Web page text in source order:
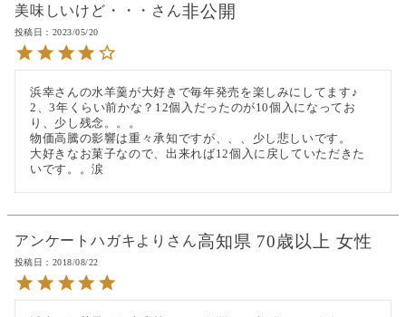
美味しいけど・・・ 非公開
投稿日 2023/05/20
浜幸さんの水羊羹が大好きで毎年発売を楽しみにしてます♪
2、3年くらい前かな？12個入だったのが10個入になってお
り、少し残念。。。
物価高騰の影響は重々承知ですが、、、少し悲しいです。
大好きなお菓子なので、出来れば12個入に戻していただきた
いです。。涙
アンケートハガキより 高知県 70歳以上 女性
投稿日 2018/08/22